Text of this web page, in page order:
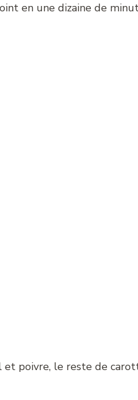
en une dizaine de
poivre, le reste de